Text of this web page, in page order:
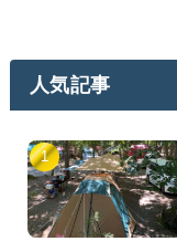
人気記事